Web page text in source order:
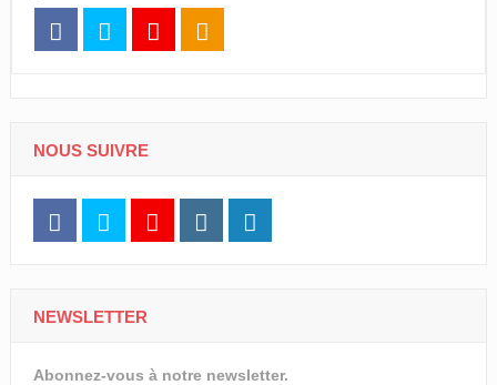
NOUS SUIVRE
NEWSLETTER
Abonnez-vous à notre newsletter.